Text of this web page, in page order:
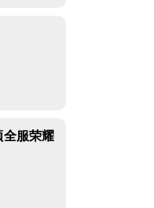
全服荣耀